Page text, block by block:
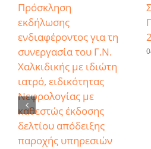
Πρόσκληση
εκδήλωσης
ενδιαφέροντος για τη
συνεργασία του Γ.Ν.
Χαλκιδικής με ιδιώτη
ιατρό, ειδικότητας
Νεφρολογίας με
καθεστώς έκδοσης
δελτίου απόδειξης
παροχής υπηρεσιών